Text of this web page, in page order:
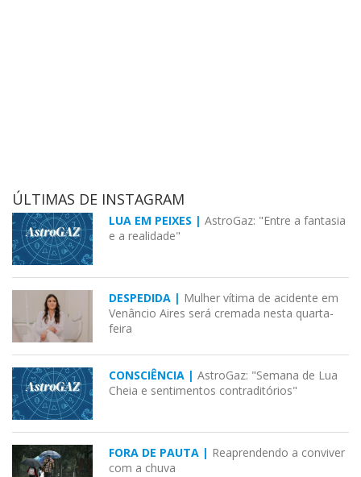
ÚLTIMAS DE INSTAGRAM
LUA EM PEIXES | AstroGaz: "Entre a fantasia
e a realidade"
DESPEDIDA | Mulher vítima de acidente em
Venâncio Aires será cremada nesta quarta-
feira
CONSCIÊNCIA | AstroGaz: "Semana de Lua
Cheia e sentimentos contraditórios"
FORA DE PAUTA | Reaprendendo a conviver
com a chuva